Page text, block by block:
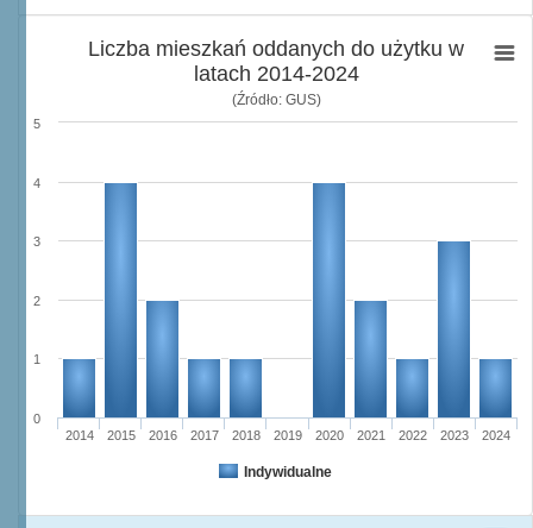
Liczba mieszkań oddanych do użytku w
latach 2014-2024
(Źródło: GUS)
Indywidualne
2014 2015 2016 2017 2018 2019 2020 2021 2022 2023 2024
0
1
2
3
4
5